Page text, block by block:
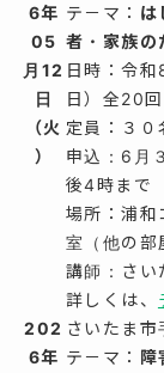
6年
05
月12
日
（火
）
テ－マ： は
者・家族の
日時：令
日）全20
定員：３０
申込：6月
後4時まで
場所：浦
室（他の部
講師：さい
詳しくは、
202
6年
さいたま市
テ－マ： 障